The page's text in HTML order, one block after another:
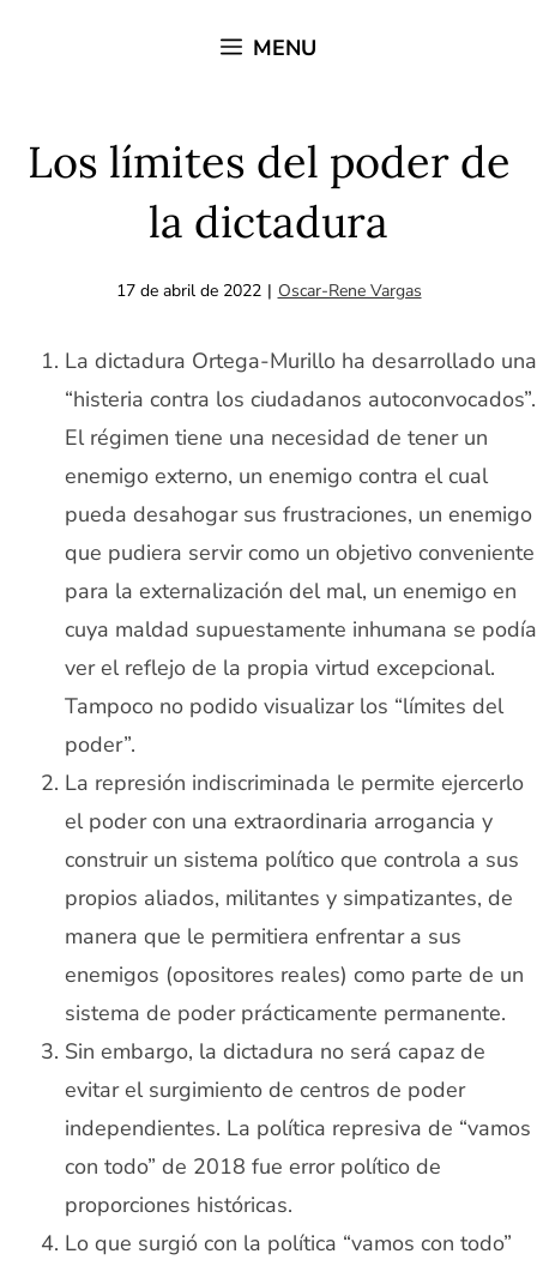
MENU
Los límites del poder de
la dictadura
17 de abril de 2022 | Oscar-Rene Vargas
La dictadura Ortega-Murillo ha desarrollado una
“histeria contra los ciudadanos autoconvocados”.
El régimen tiene una necesidad de tener un
enemigo externo, un enemigo contra el cual
pueda desahogar sus frustraciones, un enemigo
que pudiera servir como un objetivo conveniente
para la externalización del mal, un enemigo en
cuya maldad supuestamente inhumana se podía
ver el reflejo de la propia virtud excepcional.
Tampoco no podido visualizar los “límites del
poder”.
La represión indiscriminada le permite ejercerlo
el poder con una extraordinaria arrogancia y
construir un sistema político que controla a sus
propios aliados, militantes y simpatizantes, de
manera que le permitiera enfrentar a sus
enemigos (opositores reales) como parte de un
sistema de poder prácticamente permanente.
Sin embargo, la dictadura no será capaz de
evitar el surgimiento de centros de poder
independientes. La política represiva de “vamos
con todo” de 2018 fue error político de
proporciones históricas.
Lo que surgió con la política “vamos con todo”